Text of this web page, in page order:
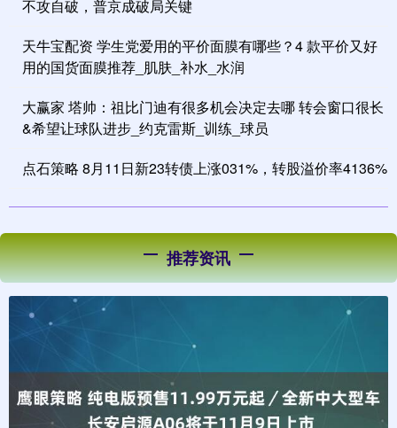
不攻自破，普京成破局关键
天牛宝配资 学生党爱用的平价面膜有哪些？4 款平价又好
用的国货面膜推荐_肌肤_补水_水润
大赢家 塔帅：祖比门迪有很多机会决定去哪 转会窗口很长
&希望让球队进步_约克雷斯_训练_球员
点石策略 8月11日新23转债上涨031%，转股溢价率4136%
推荐资讯